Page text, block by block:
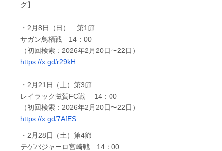
グ】
・2月8日（日） 第1節
サガン鳥栖戦 14：00
（初回検索：2026年2月20日〜22日）
https://x.gd/r29kH
・2月21日（土）第3節
レイラック滋賀FC戦 14：00
（初回検索：2026年2月20日〜22日）
https://x.gd/7AfES
・2月28日（土）第4節
テゲバジャーロ宮崎戦 14：00